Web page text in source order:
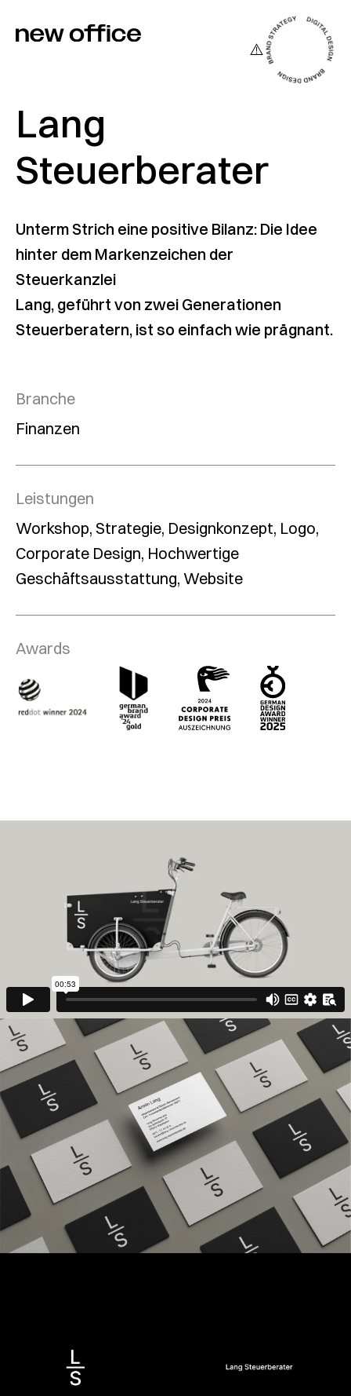
Lang
Steuerberater
Unterm Strich eine positive Bilanz: Die Idee
hinter dem Markenzeichen der
Steuerkanzlei
Lang, geführt von zwei Generationen
Steuerberatern, ist so einfach wie prägnant.
Branche
Finanzen
Leistungen
Workshop, Strategie, Designkonzept, Logo,
Corporate Design, Hochwertige
Geschäftsausstattung, Website
Awards